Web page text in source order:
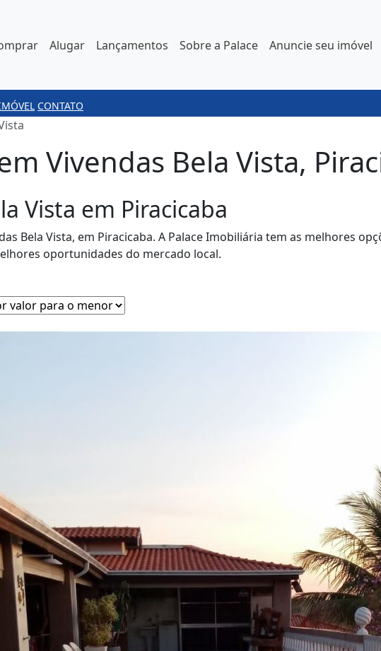
Alugar Lançamentos Sobre a Palace Anuncie seu imóvel
CONTATO
Vivendas Bela Vista,
Vista em Piracicaba
Bela Vista, em Piracicaba. A Palace Imobiliária tem as melhores
oportunidades do mercado local.